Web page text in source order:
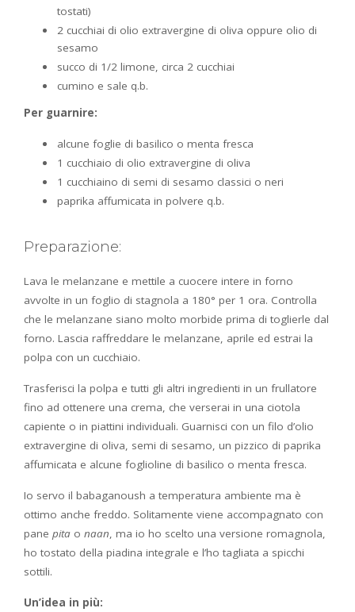
tostati)
2 cucchiai di olio extravergine di oliva oppure olio di
sesamo
succo di 1/2 limone, circa 2 cucchiai
cumino e sale q.b.
Per guarnire:
alcune foglie di basilico o menta fresca
1 cucchiaio di olio extravergine di oliva
1 cucchiaino di semi di sesamo classici o neri
paprika affumicata in polvere q.b.
Preparazione:
Lava le melanzane e mettile a cuocere intere in forno
avvolte in un foglio di stagnola a 180° per 1 ora. Controlla
che le melanzane siano molto morbide prima di toglierle dal
forno. Lascia raffreddare le melanzane, aprile ed estrai la
polpa con un cucchiaio.
Trasferisci la polpa e tutti gli altri ingredienti in un frullatore
fino ad ottenere una crema, che verserai in una ciotola
capiente o in piattini individuali. Guarnisci con un filo d’olio
extravergine di oliva, semi di sesamo, un pizzico di paprika
affumicata e alcune foglioline di basilico o menta fresca.
Io servo il babaganoush a temperatura ambiente ma è
ottimo anche freddo. Solitamente viene accompagnato con
pane pita o naan, ma io ho scelto una versione romagnola,
ho tostato della piadina integrale e l’ho tagliata a spicchi
sottili.
Un’idea in più: